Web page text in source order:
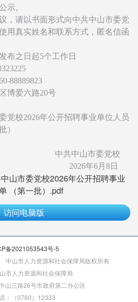
示。
请以书面形式向中共中山市委党
用真实姓名和联系方式，匿名信函
之日起5个工作日
88889823
爱六路20号
校2026年公开招聘事业单位人员
）
中共中山市委党校
2026年6月8日
山市委党校2026年公开招聘事业
（第一批）.pdf
访问电脑版
备2021053543号-5
山市人力资源和社会保障局版权所有
市人力资源和社会保障局
山三路26号市政府第二办公区
：（0760）12333